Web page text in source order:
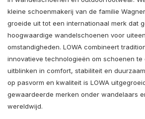
kleine schoenmakerij van de familie
groeide uit tot een internationaal merk dat
hoogwaardige wandelschoenen voor
omstandigheden. LOWA combineert
innovatieve technologieën om schoenen te
uitblinken in comfort, stabiliteit en
op pasvorm en kwaliteit is LOWA
gewaardeerde merken onder wandelaars
wereldwijd.